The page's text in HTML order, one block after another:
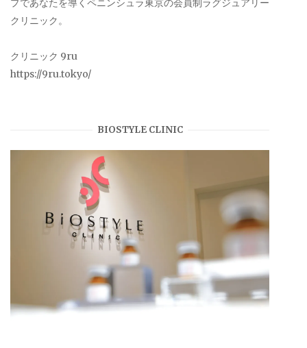
プであなたを導くペニンシュラ東京の会員制ラグジュアリー
クリニック。
クリニック 9ru
https://9ru.tokyo/
BIOSTYLE CLINIC